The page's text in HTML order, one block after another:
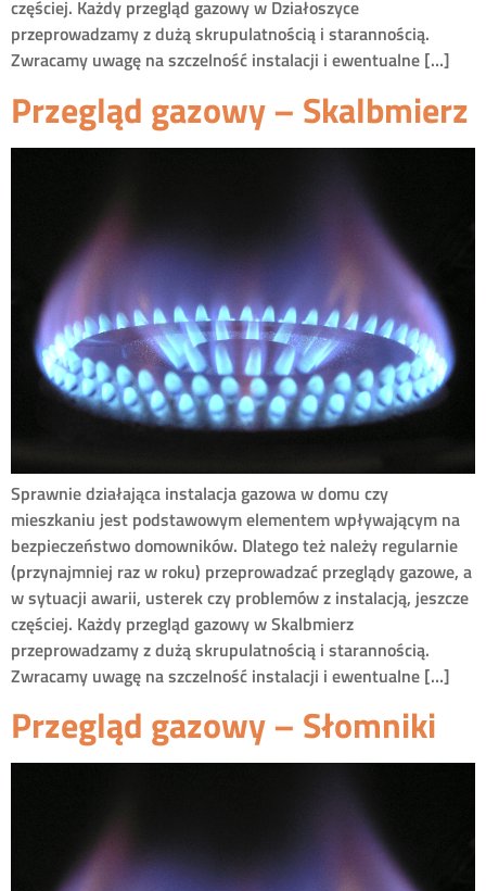
częściej. Każdy przegląd gazowy w Działoszyce
przeprowadzamy z dużą skrupulatnością i starannością.
Zwracamy uwagę na szczelność instalacji i ewentualne […]
Przegląd gazowy – Skalbmierz
Sprawnie działająca instalacja gazowa w domu czy
mieszkaniu jest podstawowym elementem wpływającym na
bezpieczeństwo domowników. Dlatego też należy regularnie
(przynajmniej raz w roku) przeprowadzać przeglądy gazowe, a
w sytuacji awarii, usterek czy problemów z instalacją, jeszcze
częściej. Każdy przegląd gazowy w Skalbmierz
przeprowadzamy z dużą skrupulatnością i starannością.
Zwracamy uwagę na szczelność instalacji i ewentualne […]
Przegląd gazowy – Słomniki